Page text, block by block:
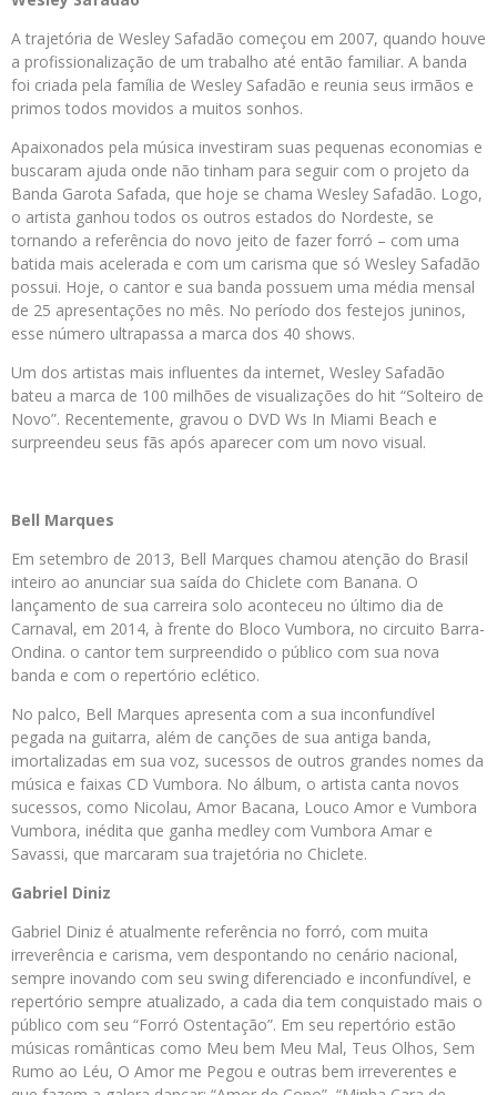
A trajetória de Wesley Safadão começou em 2007, quando houve
a profissionalização de um trabalho até então familiar. A banda
foi criada pela família de Wesley Safadão e reunia seus irmãos e
primos todos movidos a muitos sonhos.
Apaixonados pela música investiram suas pequenas economias e
buscaram ajuda onde não tinham para seguir com o projeto da
Banda Garota Safada, que hoje se chama Wesley Safadão. Logo,
o artista ganhou todos os outros estados do Nordeste, se
tornando a referência do novo jeito de fazer forró – com uma
batida mais acelerada e com um carisma que só Wesley Safadão
possui. Hoje, o cantor e sua banda possuem uma média mensal
de 25 apresentações no mês. No período dos festejos juninos,
esse número ultrapassa a marca dos 40 shows.
Um dos artistas mais influentes da internet, Wesley Safadão
bateu a marca de 100 milhões de visualizações do hit “Solteiro de
Novo”. Recentemente, gravou o DVD Ws In Miami Beach e
surpreendeu seus fãs após aparecer com um novo visual.
Bell Marques
Em setembro de 2013, Bell Marques chamou atenção do Brasil
inteiro ao anunciar sua saída do Chiclete com Banana. O
lançamento de sua carreira solo aconteceu no último dia de
Carnaval, em 2014, à frente do Bloco Vumbora, no circuito Barra-
Ondina. o cantor tem surpreendido o público com sua nova
banda e com o repertório eclético.
No palco, Bell Marques apresenta com a sua inconfundível
pegada na guitarra, além de canções de sua antiga banda,
imortalizadas em sua voz, sucessos de outros grandes nomes da
música e faixas CD Vumbora. No álbum, o artista canta novos
sucessos, como Nicolau, Amor Bacana, Louco Amor e Vumbora
Vumbora, inédita que ganha medley com Vumbora Amar e
Savassi, que marcaram sua trajetória no Chiclete.
Gabriel Diniz
Gabriel Diniz é atualmente referência no forró, com muita
irreverência e carisma, vem despontando no cenário nacional,
sempre inovando com seu swing diferenciado e inconfundível, e
repertório sempre atualizado, a cada dia tem conquistado mais o
público com seu “Forró Ostentação”. Em seu repertório estão
músicas românticas como Meu bem Meu Mal, Teus Olhos, Sem
Rumo ao Léu, O Amor me Pegou e outras bem irreverentes e